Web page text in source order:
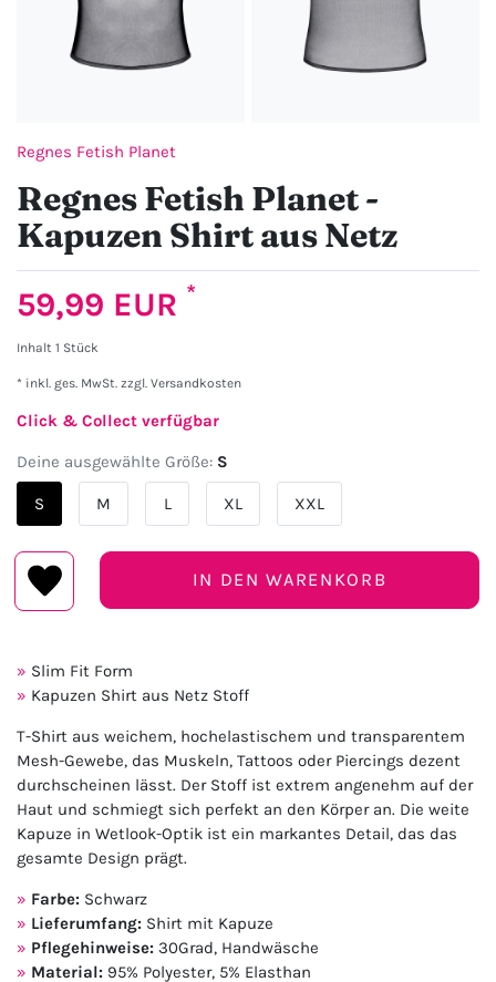
Regnes Fetish Planet
Regnes Fetish Planet -
Kapuzen Shirt aus Netz
59,99 EUR *
Inhalt 1 Stück
* inkl. ges. MwSt. zzgl. Versandkosten
Click & Collect verfügbar
Deine ausgewählte Größe: S
S M L XL XXL
IN DEN WARENKORB
Slim Fit Form
Kapuzen Shirt aus Netz Stoff
T-Shirt aus weichem, hochelastischem und transparentem
Mesh-Gewebe, das Muskeln, Tattoos oder Piercings dezent
durchscheinen lässt. Der Stoff ist extrem angenehm auf der
Haut und schmiegt sich perfekt an den Körper an. Die weite
Kapuze in Wetlook-Optik ist ein markantes Detail, das das
gesamte Design prägt.
Farbe: Schwarz
Lieferumfang: Shirt mit Kapuze
Pflegehinweise: 30Grad, Handwäsche
Material: 95% Polyester, 5% Elasthan